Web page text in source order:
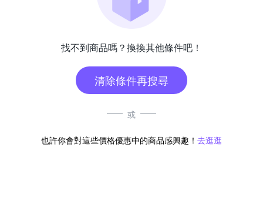
找不到商品嗎？換換其他條件吧！
清除條件再搜尋
或
也許你會對這些價格優惠中的商品感興趣！ 去逛逛